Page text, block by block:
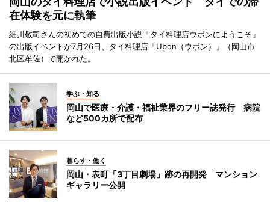
在体験を元に執筆
細川敬司さんの初めての自費出版小説「タイ料理店ウボンにようこそ」
の出版イベントが7月26日、タイ料理店「Ubon（ウボン）」（岡山市
北区牟佐）で開かれた。
学ぶ・知る
岡山で医療・介護・福祉業界のフリー誌発行 病院
など500カ所で配布
暮らす・働く
岡山・表町「3丁目劇場」跡の再開発 マンション
ギャラリー公開